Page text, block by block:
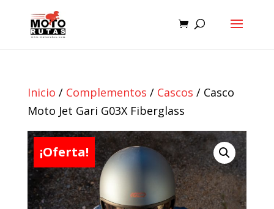
Inicio / Complementos / Cascos / Casco
Moto Jet Gari G03X Fiberglass
¡Oferta!